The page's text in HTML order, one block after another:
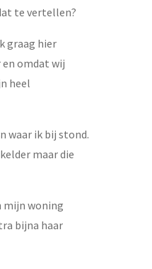
te vertellen?
graag hier
en omdat wij
heel
waar ik bij stond.
maar die
mijn woning
bijna haar